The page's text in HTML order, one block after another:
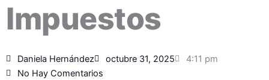
Impuestos
Daniela Hernández octubre 31, 2025
4:11 pm
No Hay Comentarios